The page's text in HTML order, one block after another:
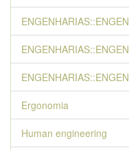
Ergonomia
Human engineering